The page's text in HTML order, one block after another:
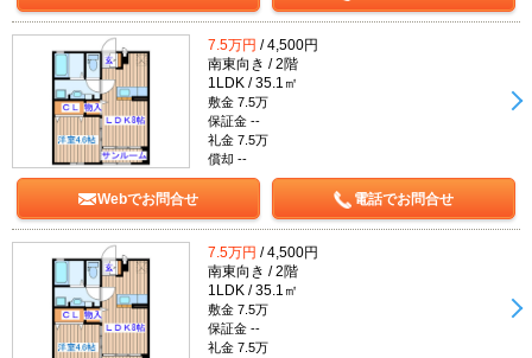
7.5万円 / 4,500円
南東向き / 2階
1LDK / 35.1㎡
敷金 7.5万
保証金 --
礼金 7.5万
償却 --
Webでお問合せ 電話でお問合せ
7.5万円 / 4,500円
南東向き / 2階
1LDK / 35.1㎡
敷金 7.5万
保証金 --
礼金 7.5万